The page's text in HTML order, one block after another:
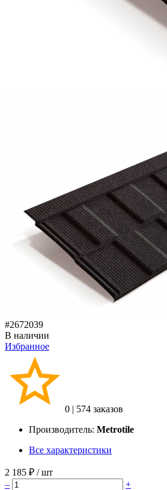
#2672039
В наличии
Избранное
0 | 574 заказов
Производитель: Metrotile
Все характеристики
2 185 ₽ / шт
–
+